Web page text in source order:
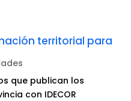
territorial para
que publican los
con IDECOR